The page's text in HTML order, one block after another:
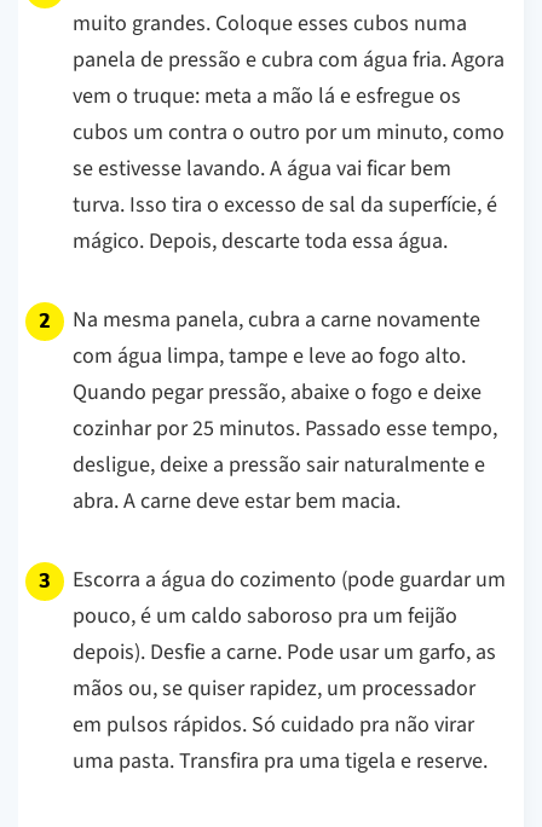
muito grandes. Coloque esses cubos numa
panela de pressão e cubra com água fria. Agora
vem o truque: meta a mão lá e esfregue os
cubos um contra o outro por um minuto, como
se estivesse lavando. A água vai ficar bem
turva. Isso tira o excesso de sal da superfície, é
mágico. Depois, descarte toda essa água.
Na mesma panela, cubra a carne novamente
com água limpa, tampe e leve ao fogo alto.
Quando pegar pressão, abaixe o fogo e deixe
cozinhar por 25 minutos. Passado esse tempo,
desligue, deixe a pressão sair naturalmente e
abra. A carne deve estar bem macia.
Escorra a água do cozimento (pode guardar um
pouco, é um caldo saboroso pra um feijão
depois). Desfie a carne. Pode usar um garfo, as
mãos ou, se quiser rapidez, um processador
em pulsos rápidos. Só cuidado pra não virar
uma pasta. Transfira pra uma tigela e reserve.